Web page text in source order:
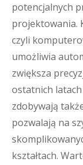
potencjalnych
projektowania.
czyli
umożliwia
zwiększa
ostatnich
zdobywają
pozwalają na
kształtach.